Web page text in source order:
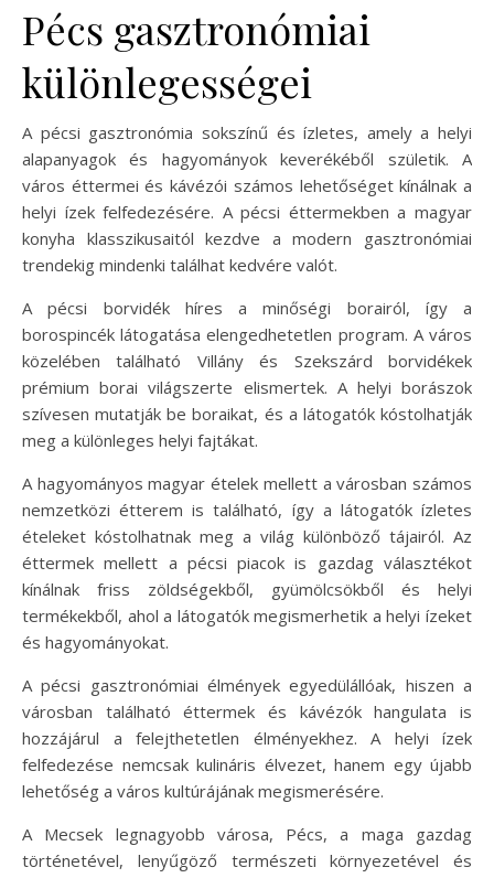
Pécs gasztronómiai
különlegességei
A pécsi gasztronómia sokszínű és ízletes, amely a helyi
alapanyagok és hagyományok keverékéből születik. A
város éttermei és kávézói számos lehetőséget kínálnak a
helyi ízek felfedezésére. A pécsi éttermekben a magyar
konyha klasszikusaitól kezdve a modern gasztronómiai
trendekig mindenki találhat kedvére valót.
A pécsi borvidék híres a minőségi borairól, így a
borospincék látogatása elengedhetetlen program. A város
közelében található Villány és Szekszárd borvidékek
prémium borai világszerte elismertek. A helyi borászok
szívesen mutatják be boraikat, és a látogatók kóstolhatják
meg a különleges helyi fajtákat.
A hagyományos magyar ételek mellett a városban számos
nemzetközi étterem is található, így a látogatók ízletes
ételeket kóstolhatnak meg a világ különböző tájairól. Az
éttermek mellett a pécsi piacok is gazdag választékot
kínálnak friss zöldségekből, gyümölcsökből és helyi
termékekből, ahol a látogatók megismerhetik a helyi ízeket
és hagyományokat.
A pécsi gasztronómiai élmények egyedülállóak, hiszen a
városban található éttermek és kávézók hangulata is
hozzájárul a felejthetetlen élményekhez. A helyi ízek
felfedezése nemcsak kulináris élvezet, hanem egy újabb
lehetőség a város kultúrájának megismerésére.
A Mecsek legnagyobb városa, Pécs, a maga gazdag
történetével, lenyűgöző természeti környezetével és